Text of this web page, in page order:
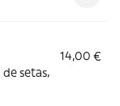
14,00 €
setas,